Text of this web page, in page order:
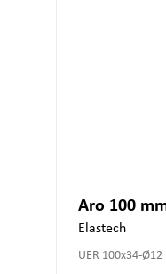
Aro 100
Elastech
UER 100x34-Ø12